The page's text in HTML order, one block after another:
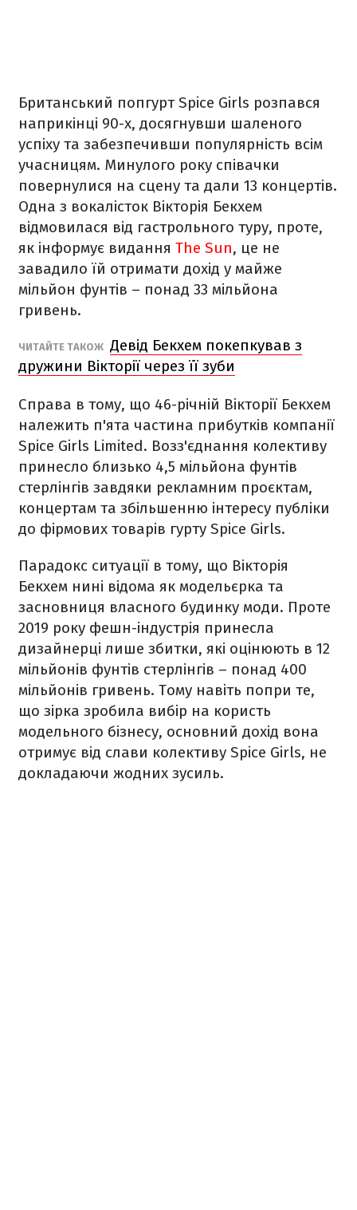
Британський попгурт Spice Girls розпався
наприкінці 90-х, досягнувши шаленого
успіху та забезпечивши популярність всім
учасницям. Минулого року співачки
повернулися на сцену та дали 13 концертів.
Одна з вокалісток Вікторія Бекхем
відмовилася від гастрольного туру, проте,
як інформує видання The Sun, це не
завадило їй отримати дохід у майже
мільйон фунтів – понад 33 мільйона
гривень.
ЧИТАЙТЕ ТАКОЖ Девід Бекхем покепкував з
дружини Вікторії через її зуби
Справа в тому, що 46-річній Вікторії Бекхем
належить п'ята частина прибутків компанії
Spice Girls Limited. Возз'єднання колективу
принесло близько 4,5 мільйона фунтів
стерлінгів завдяки рекламним проєктам,
концертам та збільшенню інтересу публіки
до фірмових товарів гурту Spice Girls.
Парадокс ситуації в тому, що Вікторія
Бекхем нині відома як модельєрка та
засновниця власного будинку моди. Проте
2019 року фешн-індустрія принесла
дизайнерці лише збитки, які оцінюють в 12
мільйонів фунтів стерлінгів – понад 400
мільйонів гривень. Тому навіть попри те,
що зірка зробила вибір на користь
модельного бізнесу, основний дохід вона
отримує від слави колективу Spice Girls, не
докладаючи жодних зусиль.